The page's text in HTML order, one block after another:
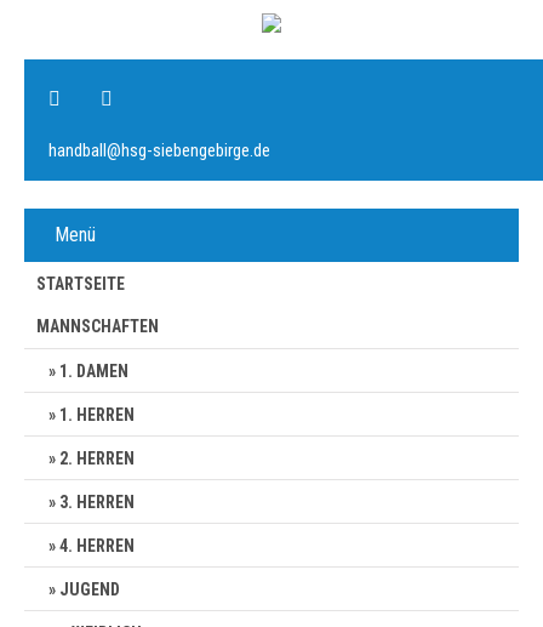
handball@hsg-siebengebirge.de
Menü
STARTSEITE
MANNSCHAFTEN
1. DAMEN
1. HERREN
2. HERREN
3. HERREN
4. HERREN
JUGEND